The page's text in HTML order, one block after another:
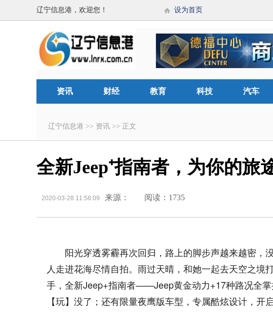
辽宁信息港，欢迎您！ 设为首页
资讯 财经 教育 科技 汽车
辽宁信息港 >> 资讯 >> 正文
全新Jeep⁺指南者，为你的旅
2020-03-28 11:58:09 来源： 阅读：1735
阳光穿透雾霾再次回归，路上的脚步声越来越密，
人走进花海尽情自拍。雨过天晴，和她一起去天空之境
手，全新Jeep+指南者——Jeep黄金动力+17种路况全
【玩】没了；还有限量夜鹰版车型，专属酷炫设计，